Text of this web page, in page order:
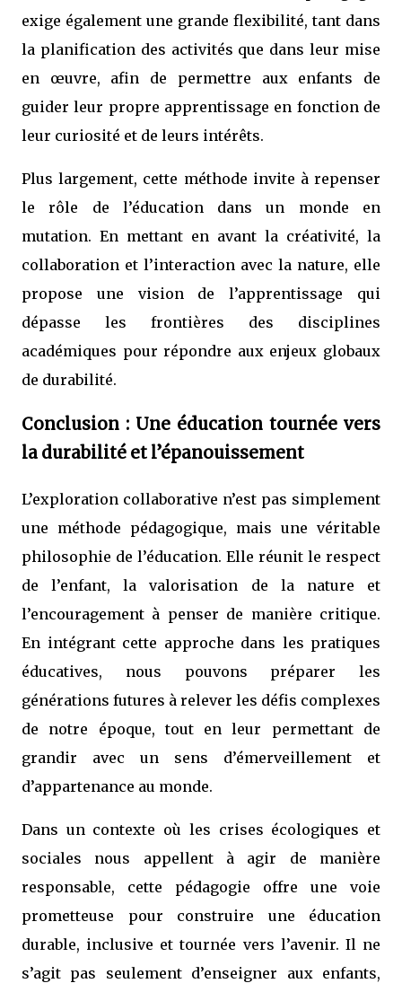
exige également une grande flexibilité, tant dans
la planification des activités que dans leur mise
en œuvre, afin de permettre aux enfants de
guider leur propre apprentissage en fonction de
leur curiosité et de leurs intérêts.
Plus largement, cette méthode invite à repenser
le rôle de l’éducation dans un monde en
mutation. En mettant en avant la créativité, la
collaboration et l’interaction avec la nature, elle
propose une vision de l’apprentissage qui
dépasse les frontières des disciplines
académiques pour répondre aux enjeux globaux
de durabilité.
Conclusion : Une éducation tournée vers
la durabilité et l’épanouissement
L’exploration collaborative n’est pas simplement
une méthode pédagogique, mais une véritable
philosophie de l’éducation. Elle réunit le respect
de l’enfant, la valorisation de la nature et
l’encouragement à penser de manière critique.
En intégrant cette approche dans les pratiques
éducatives, nous pouvons préparer les
générations futures à relever les défis complexes
de notre époque, tout en leur permettant de
grandir avec un sens d’émerveillement et
d’appartenance au monde.
Dans un contexte où les crises écologiques et
sociales nous appellent à agir de manière
responsable, cette pédagogie offre une voie
prometteuse pour construire une éducation
durable, inclusive et tournée vers l’avenir. Il ne
s’agit pas seulement d’enseigner aux enfants,